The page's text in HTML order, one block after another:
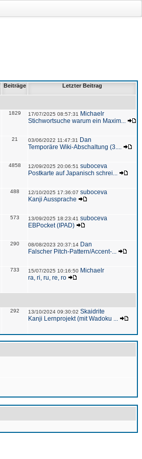
Beiträge Letzter Beitrag
1829 17/07/2025 08:57:31
Michaelr
Stichwortsuche warum ein Maxim...
21 03/06/2022 11:47:31
Dan
Temporäre Wiki-Abschaltung (3....
4858 12/09/2025 20:06:51 suboceva
Postkarte auf Japanisch schrei...
488 12/10/2025 17:36:07 suboceva
Kanji Aussprache
573 13/09/2025 18:23:41 suboceva
EBPocket (IPAD)
290 08/08/2023 20:37:14 Dan
Falscher Pitch-Pattern/Accent-...
733 15/07/2025 10:16:50 Michaelr
ra, ri, ru, re, ro
292 13/10/2024 09:30:02 Skaidrite
Kanji Lernprojekt (mit Wadoku ...